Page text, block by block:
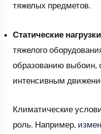
тяжелых предметов.
Статические нагрузки
тяжелого
образованию выбоин,
интенсивным
Климатические
роль. Например,